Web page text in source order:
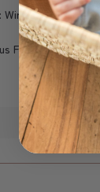
Wird nach Ihrer
Frottierware ist